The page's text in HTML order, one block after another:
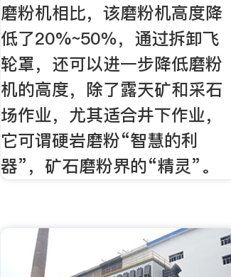
磨粉机相比，该磨粉机高度降
低了20%~50％，通过拆卸飞
轮罩，还可以进一步降低磨粉
机的高度，除了露天矿和采石
场作业，尤其适合井下作业，
它可谓硬岩磨粉“智慧的利
器”，矿石磨粉界的“精灵”。